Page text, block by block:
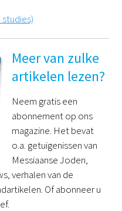
studies)
Meer van zulke
artikelen lezen?
Neem gratis een
abonnement op ons
magazine. Het bevat
o.a. getuigenissen van
Messiaanse Joden,
verhalen van de
Of abonneer u